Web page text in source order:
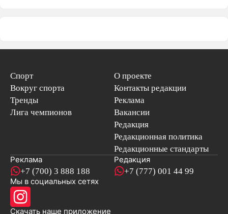
Спорт
Вокруг спорта
Тренды
Лига чемпионов
О проекте
Контакты редакции
Реклама
Вакансии
Редакция
Редакционная политика
Редакционные стандарты
Реклама
+7 (700) 3 888 188
Редакция
+7 (777) 001 44 99
Мы в социальных сетях
Скачать наше приложениеновостей